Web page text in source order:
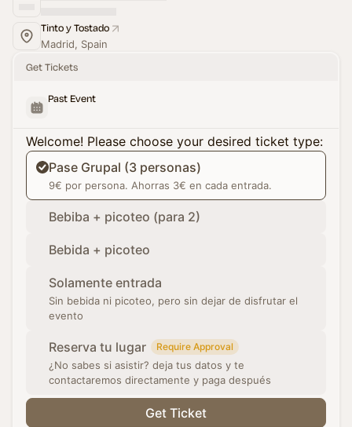
Tinto y Tostado
Madrid, Spain
Get Tickets
Past Event
Welcome! Please choose your desired ticket type:
Pase Grupal (3 personas)
9€ por persona. Ahorras 3€ en cada entrada.
Bebiba + picoteo (para 2)
Bebida + picoteo
Solamente entrada
Sin bebida ni picoteo, pero sin dejar de disfrutar el
evento
Reserva tu lugar Require Approval
¿No sabes si asistir? deja tus datos y te
contactaremos directamente y paga después
Get Ticket